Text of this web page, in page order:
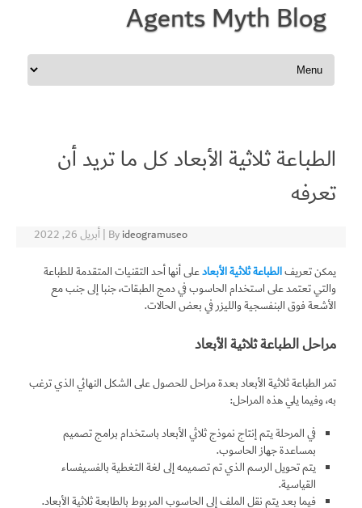
Agents Myth Blog
Skip to content
الطباعة ثلاثية الأبعاد كل ما تريد أن
تعرفه
Byideogramuseo
|أبريل 26, 2022
يمكن تعريفالطباعة ثلاثية الأبعادعلى أنها أحد التقنيات المتقدمة للطباعة
والتي تعتمد على استخدام الحاسوب في دمج الطبقات، جنبا إلى جنب مع
الأشعة فوق البنفسجية والليزر في بعض الحالات.
مراحل الطباعة ثلاثية الأبعاد
تمر الطباعة ثلاثية الأبعاد بعدة مراحل للحصول على الشكل النهائي الذي ترغب
به، وفيما يلي هذه المراحل:
في المرحلة يتم إنتاج نموذج ثلاثي الأبعاد باستخدام برامج تصميم
بمساعدة جهاز الحاسوب.
يتم تحويل الرسم الذي تم تصميمه إلى لغة التغطية بالفسيفساء
القياسية.
فيما بعد يتم نقل الملف إلى الحاسوب المربوط بالطابعة ثلاثية الأبعاد.